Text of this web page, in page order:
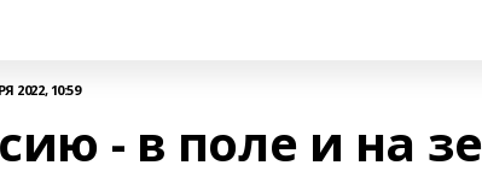
2022, 10:59
- в поле и на